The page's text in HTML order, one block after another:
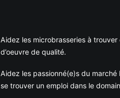
Aidez les microbrasseries à trouver
d’oeuvre de qualité.
Aidez les passionné(e)s du marché
se trouver un emploi dans le